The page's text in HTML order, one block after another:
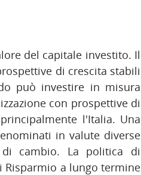
del capitale investito. Il
di crescita stabili
può investire in misura
con prospettive di
l'Italia. Una
in valute diverse
cambio. La politica di
a lungo termine